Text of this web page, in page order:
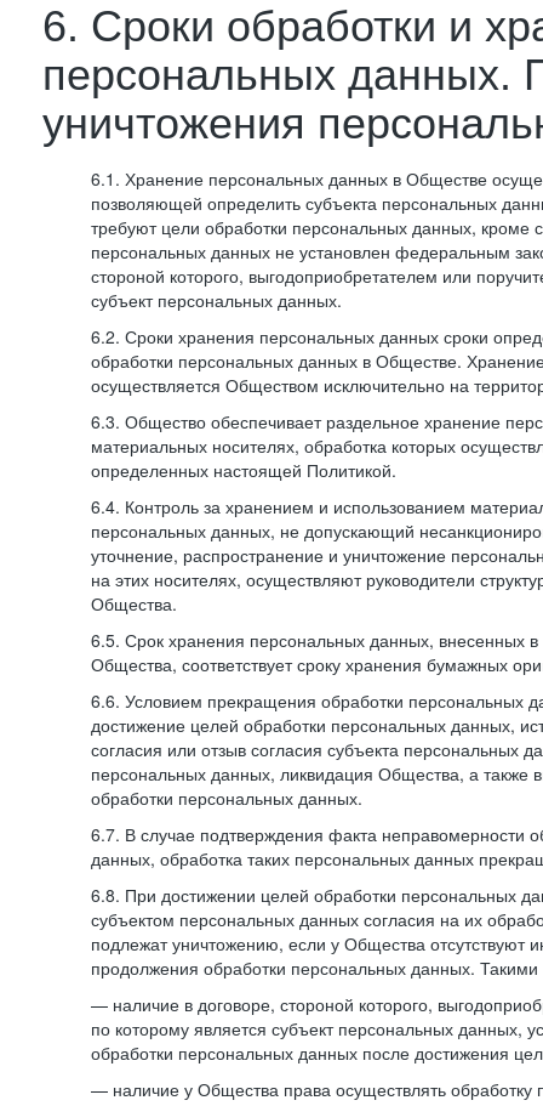
6. Сроки обработки и
персональных данных.
уничтожения
6.1. Хранение персональных данных в Обществе
позволяющей определить субъекта персональных
требуют цели обработки персональных данных, кроме
персональных данных не установлен федеральным
стороной которого, выгодоприобретателем или
субъект персональных данных.
6.2. Сроки хранения персональных данных сроки
обработки персональных данных в Обществе.
осуществляется Обществом исключительно на
6.3. Общество обеспечивает раздельное хранение
материальных носителях, обработка которых
определенных настоящей Политикой.
6.4. Контроль за хранением и использованием
персональных данных, не допускающий
уточнение, распространение и уничтожение
на этих носителях, осуществляют руководители
Общества.
6.5. Срок хранения персональных данных, внесенных
Общества, соответствует сроку хранения бумажных
6.6. Условием прекращения обработки персональных
достижение целей обработки персональных данных,
согласия или отзыв согласия субъекта персональных
персональных данных, ликвидация Общества, а также
обработки персональных данных.
6.7. В случае подтверждения факта неправомерности
данных, обработка таких персональных данных
6.8. При достижении целей обработки персональных
субъектом персональных данных согласия на их
подлежат уничтожению, если у Общества отсутствуют
продолжения обработки персональных данных.
— наличие в договоре, стороной которого,
по которому является субъект персональных данных,
обработки персональных данных после достижения
— наличие у Общества права осуществлять обработку